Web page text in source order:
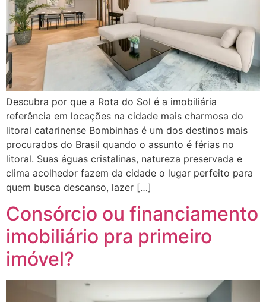
Descubra por que a Rota do Sol é a imobiliária
referência em locações na cidade mais charmosa do
litoral catarinense Bombinhas é um dos destinos mais
procurados do Brasil quando o assunto é férias no
litoral. Suas águas cristalinas, natureza preservada e
clima acolhedor fazem da cidade o lugar perfeito para
quem busca descanso, lazer […]
Consórcio ou financiamento
imobiliário pra primeiro
imóvel?